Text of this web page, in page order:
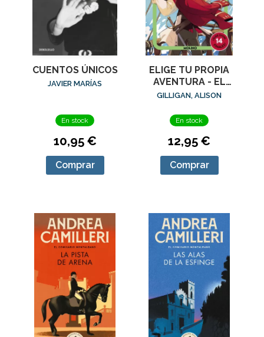
CUENTOS ÚNICOS
JAVIER MARÍAS
En stock
10,95 €
Comprar
ELIGE TU PROPIA
AVENTURA - EL
TESORO DEL
GILLIGAN, ALISON
En stock
12,95 €
Comprar